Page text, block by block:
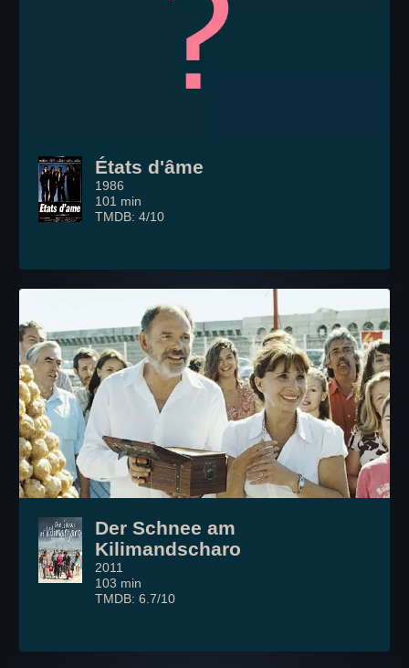
États d'âme
1986
101 min
TMDB: 4/10
Der Schnee am
Kilimandscharo
2011
103 min
TMDB: 6.7/10